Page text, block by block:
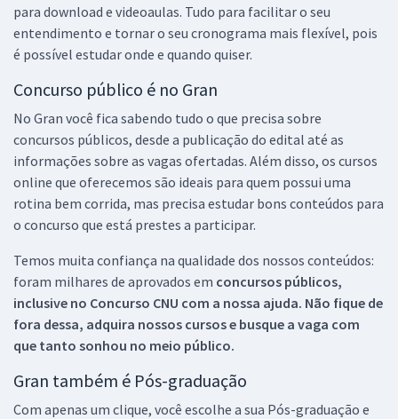
para download e videoaulas. Tudo para facilitar o seu
entendimento e tornar o seu cronograma mais flexível, pois
é possível estudar onde e quando quiser.
Concurso público é no Gran
No Gran você fica sabendo tudo o que precisa sobre
concursos públicos, desde a publicação do edital até as
informações sobre as vagas ofertadas. Além disso, os cursos
online que oferecemos são ideais para quem possui uma
rotina bem corrida, mas precisa estudar bons conteúdos para
o concurso que está prestes a participar.
Temos muita confiança na qualidade dos nossos conteúdos:
foram milhares de aprovados em concursos públicos,
inclusive no Concurso CNU com a nossa ajuda. Não fique de
fora dessa, adquira nossos cursos e busque a vaga com
que tanto sonhou no meio público.
Gran também é Pós-graduação
Com apenas um clique, você escolhe a sua Pós-graduação e